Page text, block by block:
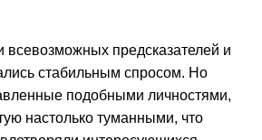
всевозможных предсказателей и
стабильным спросом. Но
подобными личностями,
настолько туманными, что